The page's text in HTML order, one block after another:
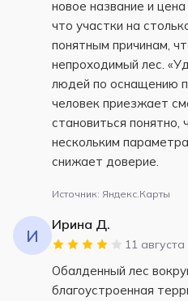
новое название и
что участки на
понятным причинам,
непроходимый лес.
людей по оснащению
человек приезжает
становиться понятно,
нескольким
снижает доверие.
Источник: Яндекс.Карты
И
Ирина Д.
11
Обалденный лес
благоустроенная